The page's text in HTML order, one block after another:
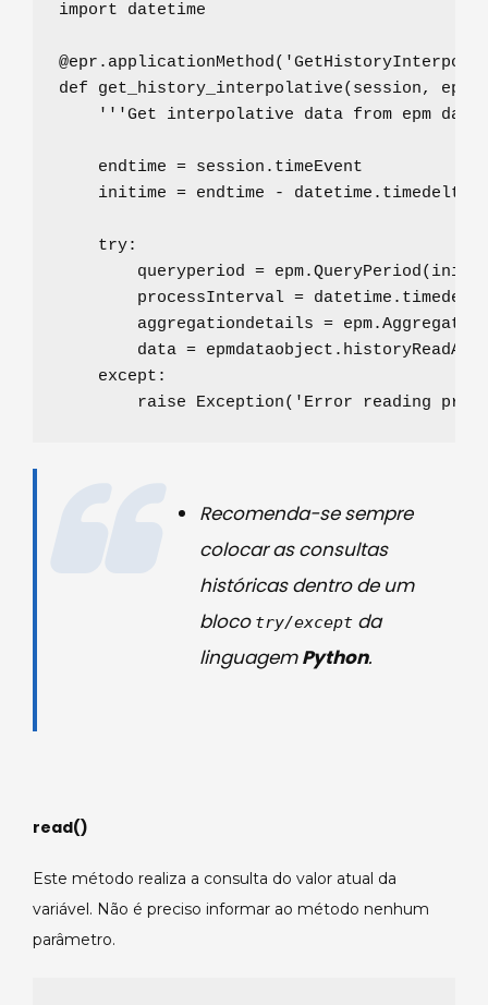
import datetime
@epr.applicationMethod( '
def
get_history_interpolative( session,
'''Get interpolative data from epm
    endtime
= session.timeEvent
    initime
= endtime -
try:
        queryperiod
=
        processInterval
=
        aggregationdetails
=
        data
=
except :
raise
Exception( ' Error reading
Recomenda-se sempre
colocar as consultas
históricas dentro de um
bloco try/except da
linguagemPython.
read()
Este método realiza a consulta do valor atual da
variável. Não é preciso informar ao método nenhum
parâmetro.